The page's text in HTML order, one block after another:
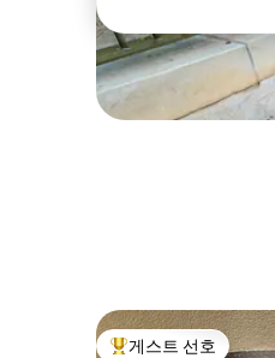
게스트 선호